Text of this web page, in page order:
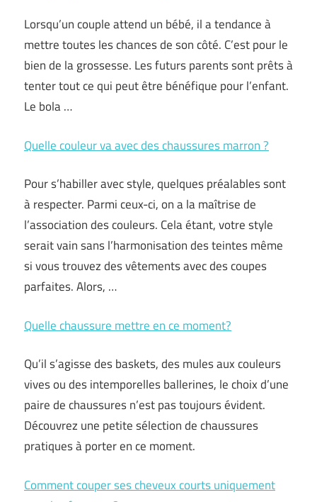
Lorsqu’un couple attend un bébé, il a tendance à
mettre toutes les chances de son côté. C’est pour le
bien de la grossesse. Les futurs parents sont prêts à
tenter tout ce qui peut être bénéfique pour l’enfant.
Le bola …
Quelle couleur va avec des chaussures marron ?
Pour s’habiller avec style, quelques préalables sont
à respecter. Parmi ceux-ci, on a la maîtrise de
l’association des couleurs. Cela étant, votre style
serait vain sans l’harmonisation des teintes même
si vous trouvez des vêtements avec des coupes
parfaites. Alors, …
Quelle chaussure mettre en ce moment?
Qu’il s’agisse des baskets, des mules aux couleurs
vives ou des intemporelles ballerines, le choix d’une
paire de chaussures n’est pas toujours évident.
Découvrez une petite sélection de chaussures
pratiques à porter en ce moment.
Comment couper ses cheveux courts uniquement